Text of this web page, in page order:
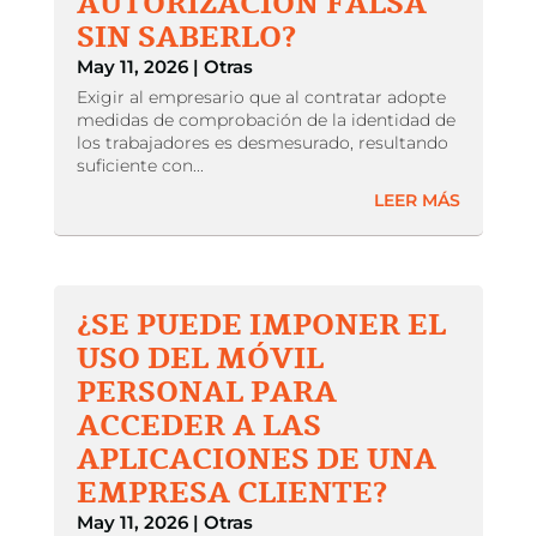
SIN SABERLO?
May 11, 2026| Otras
Exigir al empresario que al contratar adopte
medidas de comprobación de la identidad de
los trabajadores es desmesurado, resultando
suficiente con...
LEER MÁS
¿SE PUEDE IMPONER EL
USO DEL MÓVIL
PERSONAL PARA
ACCEDER A LAS
APLICACIONES DE UNA
EMPRESA CLIENTE?
May 11, 2026| Otras